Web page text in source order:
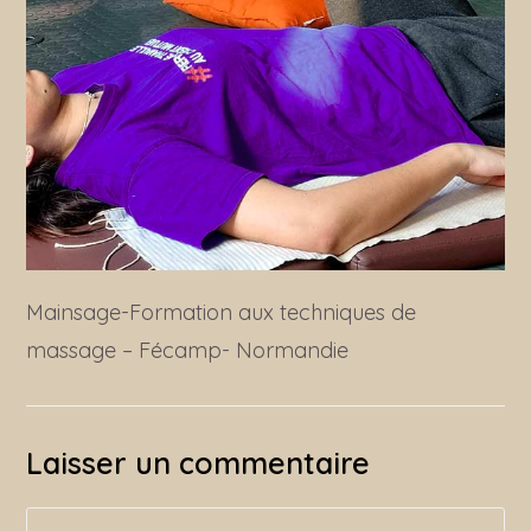
Mainsage-Formation aux techniques de
massage – Fécamp- Normandie
Laisser un commentaire